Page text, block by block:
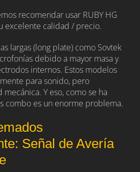
recomendar usar RUBY HG
excelente calidad / precio.
largas (long plate) como Sovtek
debido a mayor masa y
internos. Estos modelos
para sonido, pero
Y eso, como se ha
combo es un enorme problema.
Señal de Avería